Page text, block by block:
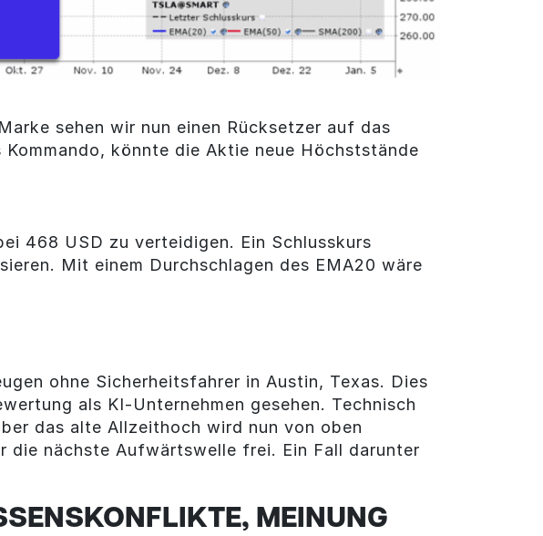
sehen wir nun einen Rücksetzer auf das
könnte die Aktie neue Höchststände
468 USD zu verteidigen. Ein Schlusskurs
Mit einem Durchschlagen des EMA20 wäre
ohne Sicherheitsfahrer in Austin, Texas. Dies
als KI-Unternehmen gesehen. Technisch
das alte Allzeithoch wird nun von oben
die nächste Aufwärtswelle frei. Ein Fall darunter
MEINUNG